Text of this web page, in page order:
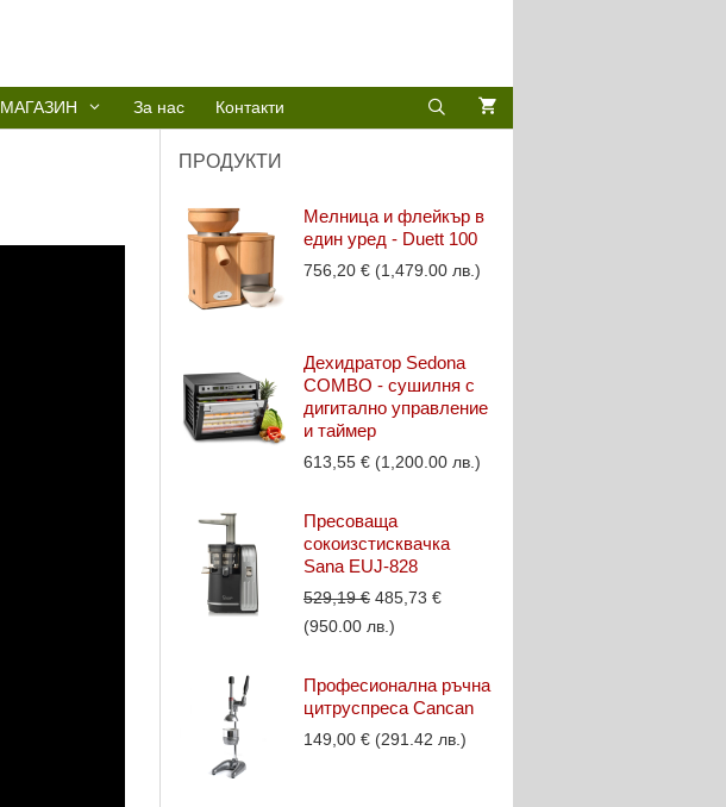
МАГАЗИН За нас Контакти
ПРОДУКТИ
Мелница и флейкър в
един уред - Duett 100
756,20 € (1,479.00 лв.)
Дехидратор Sedona
COMBO - сушилня с
дигитално управление
и таймер
613,55 € (1,200.00 лв.)
Пресоваща
сокоизстисквачка
Sana EUJ-828
529,19€ Original
price
529,19 €.
485,73 €Текущата
485,73 €.
(950.00 лв.)
Професионална ръчна
цитруспреса Cancan
149,00 € (291.42 лв.)